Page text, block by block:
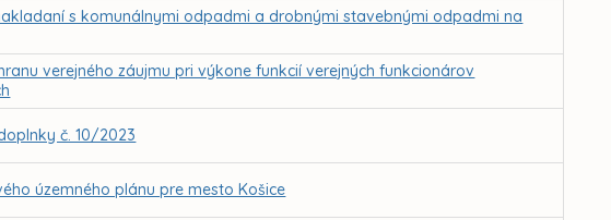
s komunálnymi odpadmi a drobnými stavebnými odpadmi na
verejného záujmu pri výkone funkcií verejných funkcionárov
č. 10/2023
územného plánu pre mesto Košice